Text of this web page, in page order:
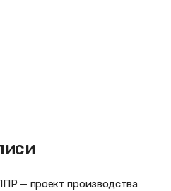
— проект производства